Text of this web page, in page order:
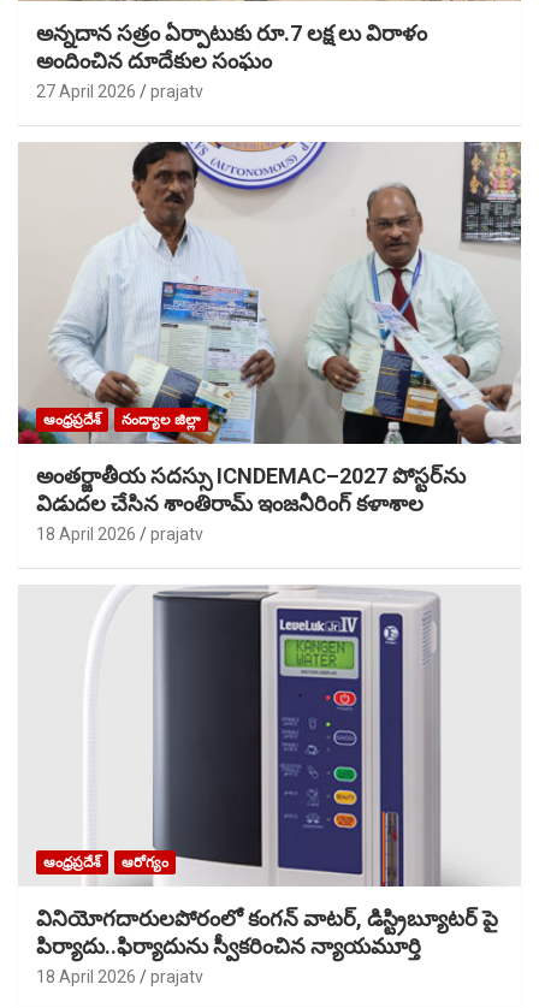
అన్నదాన సత్రం ఏర్పాటుకు రూ.7 లక్ష లు విరాళం
అందించిన దూదేకుల సంఘం
27 April 2026 prajatv
ఆంధ్రప్రదేశ్ నంద్యాల జిల్లా
అంతర్జాతీయ సదస్సు ICNDEMAC–2027 పోస్టర్‌ను
విడుదల చేసిన శాంతిరామ్ ఇంజనీరింగ్ కళాశాల
18 April 2026 prajatv
ఆంధ్రప్రదేశ్ ఆరోగ్యం
వినియోగదారులపోరంలో కంగన్ వాటర్, డిస్ట్రిబ్యూటర్ పై
పిర్యాదు..ఫిర్యాదును స్వీకరించిన న్యాయమూర్తి
18 April 2026 prajatv